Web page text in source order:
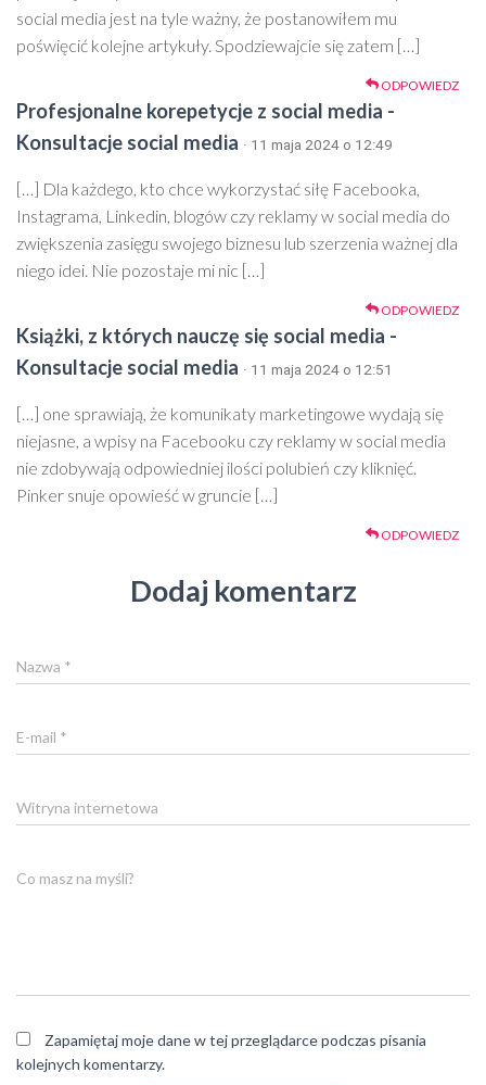
social media jest na tyle ważny, że postanowiłem mu
poświęcić kolejne artykuły. Spodziewajcie się zatem […]
ODPOWIEDZ
Profesjonalne korepetycje z social media -
Konsultacje social media · 11 maja 2024 o 12:49
[…] Dla każdego, kto chce wykorzystać siłę Facebooka,
Instagrama, Linkedin, blogów czy reklamy w social media do
zwiększenia zasięgu swojego biznesu lub szerzenia ważnej dla
niego idei. Nie pozostaje mi nic […]
ODPOWIEDZ
Książki, z których nauczę się social media -
Konsultacje social media · 11 maja 2024 o 12:51
[…] one sprawiają, że komunikaty marketingowe wydają się
niejasne, a wpisy na Facebooku czy reklamy w social media
nie zdobywają odpowiedniej ilości polubień czy kliknięć.
Pinker snuje opowieść w gruncie […]
ODPOWIEDZ
Dodaj komentarz
Nazwa *
E-mail *
Witryna internetowa
Co masz na myśli?
Zapamiętaj moje dane w tej przeglądarce podczas pisania
kolejnych komentarzy.